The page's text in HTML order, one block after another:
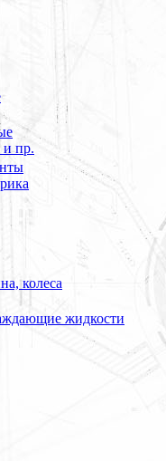
пр.
колеса
жидкости